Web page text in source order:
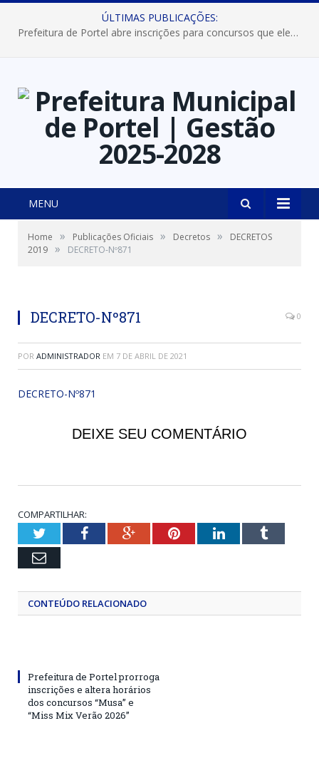
ÚLTIMAS PUBLICAÇÕES:
Prefeitura de Portel abre inscrições para concursos que elegerão os destaques do Verão 2026
MENU
Home » Publicações Oficiais » Decretos »
DECRETOS
2019 » DECRETO-Nº871
DECRETO-Nº871 0
POR ADMINISTRADOR EM 7 DE ABRIL DE 2021
DECRETO-Nº871
DEIXE SEU COMENTÁRIO
COMPARTILHAR:
TwitterFacebookGoogle+PinterestLinkedInTumblr
Email
CONTEÚDO RELACIONADO
Prefeitura de Portel prorroga
inscrições e altera horários
dos concursos “Musa” e
“Miss Mix Verão 2026”